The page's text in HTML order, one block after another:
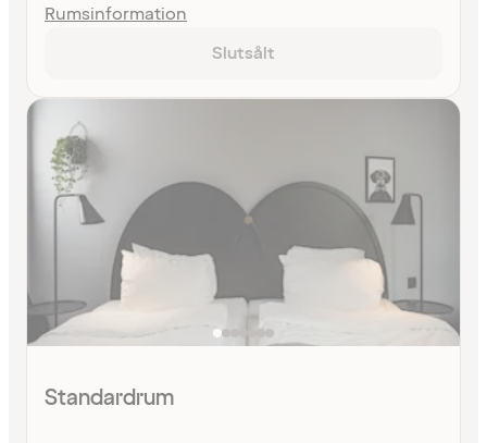
Rumsinformation
Slutsålt
Standardrum